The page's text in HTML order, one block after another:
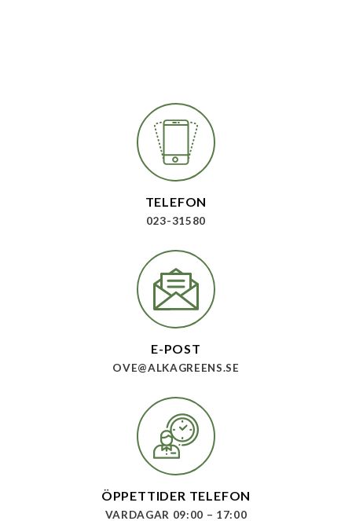
TELEFON
023-31580
E-POST
OVE@ALKAGREENS.SE
ÖPPETTIDER TELEFON
VARDAGAR 09:00 – 17:00